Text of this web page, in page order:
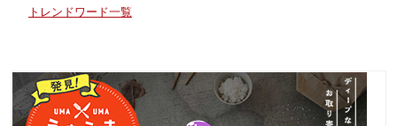
トレンドワード一覧